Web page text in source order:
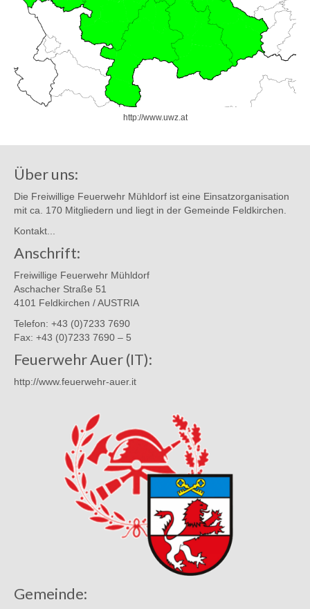
http://www.uwz.at
Über uns:
Die Freiwillige Feuerwehr Mühldorf ist eine Einsatzorganisation
mit ca. 170 Mitgliedern und liegt in der Gemeinde Feldkirchen.
Kontakt...
Anschrift:
Freiwillige Feuerwehr Mühldorf
Aschacher Straße 51
4101 Feldkirchen / AUSTRIA
Telefon: +43 (0)7233 7690
Fax: +43 (0)7233 7690 – 5
Feuerwehr Auer (IT):
http://www.feuerwehr-auer.it
Gemeinde: